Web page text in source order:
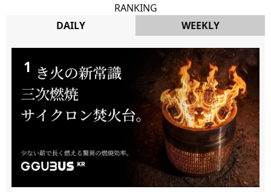
RANKING
DAILY
WEEKLY